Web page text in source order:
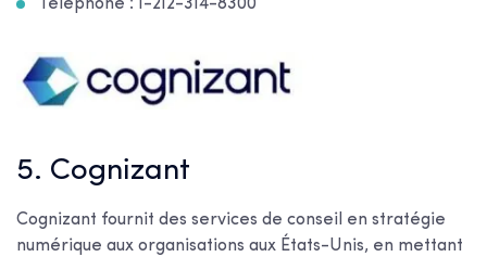
Téléphone : 1-212-314-8300
5. Cognizant
Cognizant fournit des services de conseil en stratégie
numérique aux organisations aux États-Unis, en mettant